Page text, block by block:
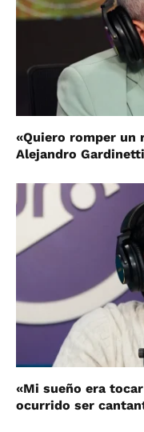
«Quiero romper un
Alejandro Gardinetti
«Mi sueño era
ocurrido ser